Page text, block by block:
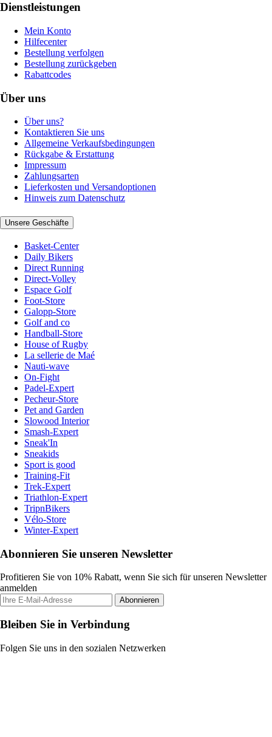
Dienstleistungen
Mein Konto
Hilfecenter
Bestellung verfolgen
Bestellung zurückgeben
Rabattcodes
Über uns
Über uns?
Kontaktieren Sie uns
Allgemeine Verkaufsbedingungen
Rückgabe & Erstattung
Impressum
Zahlungsarten
Lieferkosten und Versandoptionen
Hinweis zum Datenschutz
Unsere Geschäfte
Basket-Center
Daily Bikers
Direct Running
Direct-Volley
Espace Golf
Foot-Store
Galopp-Store
Golf and co
Handball-Store
House of Rugby
La sellerie de Maé
Nauti-wave
On-Fight
Padel-Expert
Pecheur-Store
Pet and Garden
Slowood Interior
Smash-Expert
Sneak'In
Sneakids
Sport is good
Training-Fit
Trek-Expert
Triathlon-Expert
TripnBikers
Vélo-Store
Winter-Expert
Abonnieren Sie unseren Newsletter
Profitieren Sie von 10% Rabatt, wenn Sie sich für unseren Newsletter
anmelden
Abonnieren
Bleiben Sie in Verbindung
Folgen Sie uns in den sozialen Netzwerken